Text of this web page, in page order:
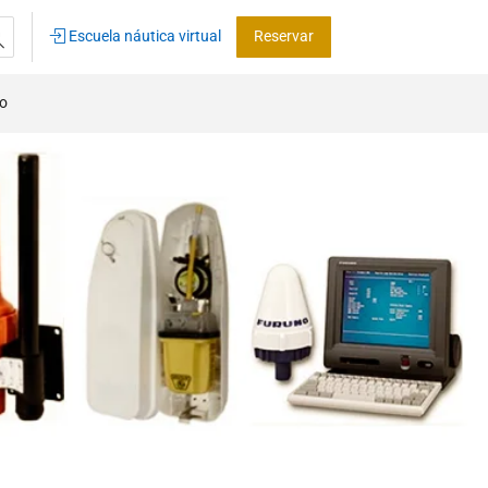
Escuela náutica virtual Reservar